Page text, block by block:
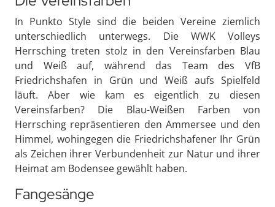
In Punkto Style sind die beiden Vereine ziemlich
unterschiedlich unterwegs. Die WWK Volleys
Herrsching treten stolz in den Vereinsfarben Blau
und Weiß auf, während das Team des VfB
Friedrichshafen in Grün und Weiß aufs Spielfeld
läuft. Aber wie kam es eigentlich zu diesen
Vereinsfarben? Die Blau-Weißen Farben von
Herrsching repräsentieren den Ammersee und den
Himmel, wohingegen die Friedrichshafener Ihr Grün
als Zeichen ihrer Verbundenheit zur Natur und ihrer
Heimat am Bodensee gewählt haben.
Fangesänge